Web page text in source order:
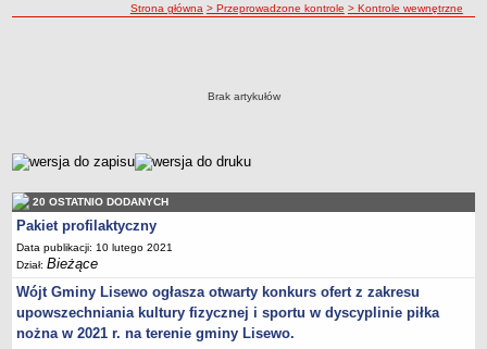
Podstawowe informacje
Dane statystyczne
Strategia rozwoju
Związki i stowarzyszenia
Gminne Spółki
Mieszkania socjalne
Gminna Komisja Rozwiązywania Problemów Alkoholowych
ścieżka nawigacji
Strona główna > Przeprowadzone kontrole > Kontrole wewnętrzne
Brak artykułów
metryczka
20 OSTATNIO DODANYCH
Pakiet profilaktyczny
Data publikacji: 10 lutego 2021
Dział:Bieżące
Wójt Gminy Lisewo ogłasza otwarty konkurs ofert z zakresu
upowszechniania kultury fizycznej i sportu w dyscyplinie piłka
nożna w 2021 r. na terenie gminy Lisewo.